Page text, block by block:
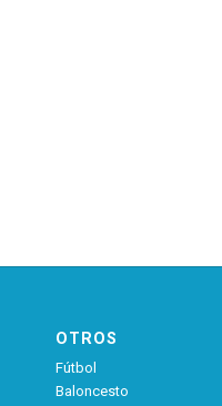
OTROS
Fútbol
Baloncesto